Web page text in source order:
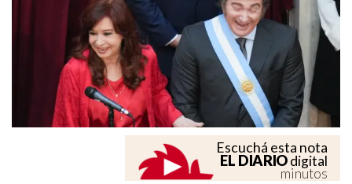
Escuchá esta nota
EL DIARIOdigital
minutos